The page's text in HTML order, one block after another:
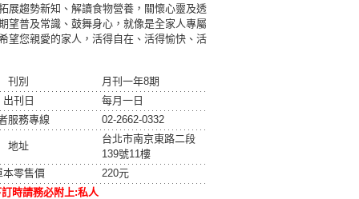
展趨勢新知、解讀食物營養，關懷心靈及透
望普及常識、鼓舞身心，就像是全家人專屬
望您親愛的家人，活得自在、活得愉快、活
刊別
月刊一年8期
出刊日
每月一日
服務專線
02-2662-0332
地址
台北市南京東路二段
139號11樓
本零售價
220元
時請務必附上:私人